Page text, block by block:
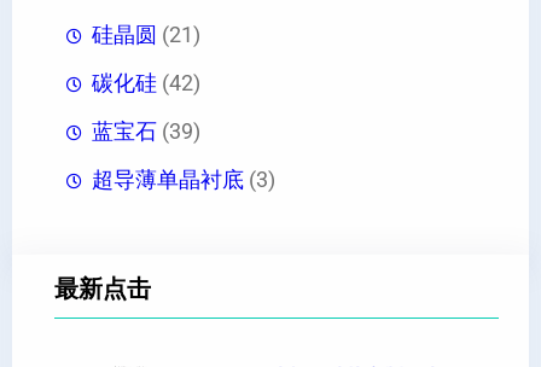
硅晶圆 (21)
碳化硅 (42)
蓝宝石 (39)
超导薄单晶衬底 (3)
最新点击